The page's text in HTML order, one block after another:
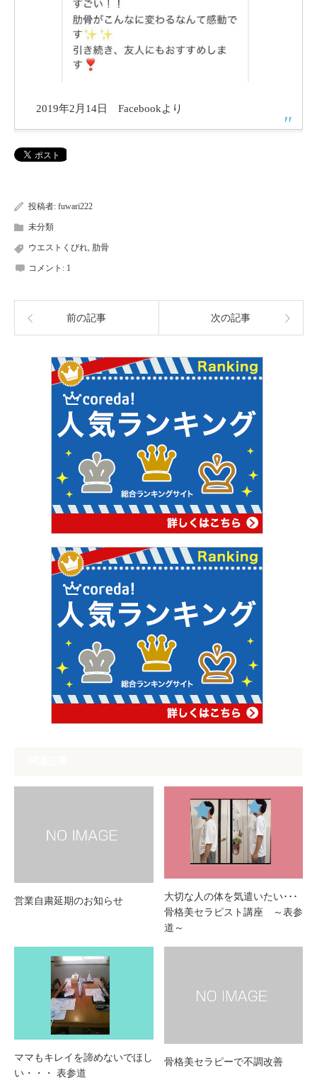
2019年2月14日 Facebookより
投稿者: fuwari222
未分類
ウエストくびれ, 肋骨
コメント: 1
前の記事 次の記事
営業自粛延期のお知らせ
大切な人の体を気遣いたい･･･
骨格美セラピスト講座 ～表参
道～
ママもキレイを諦めないでほし
い・・・ 表参道
骨格美セラピーで不調改善